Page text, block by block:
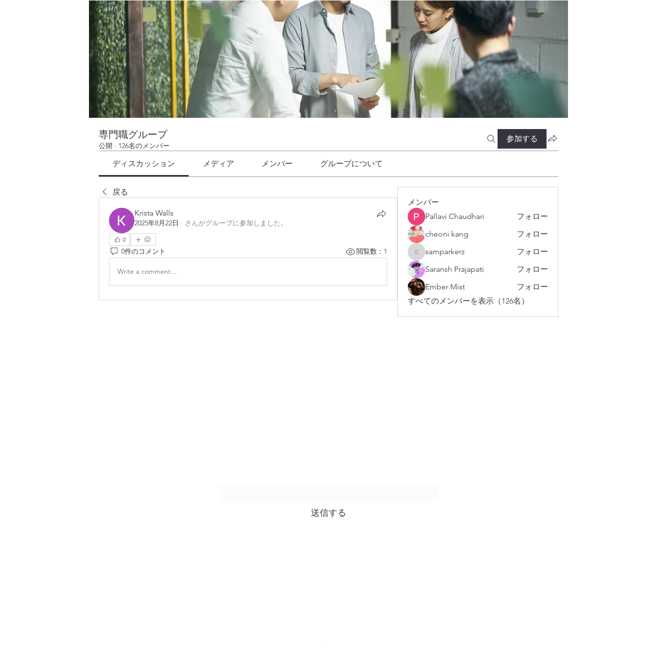
専門職グループ
公開 · 126名のメンバー
参加する
ディスカッション メディア メンバー グループについて
戻る
Krista Walls
2025年8月22日 · さんがグループに参加しました。
0
0件のコメント 閲覧数：1
Write a comment...
メンバー
Pallavi Chaudhari
フォロー
cheoni kang
フォロー
samparkerz
samparkerz
フォロー
Saransh Prajapati
フォロー
Ember Mist
フォロー
すべてのメンバーを表示（126名）
送信する